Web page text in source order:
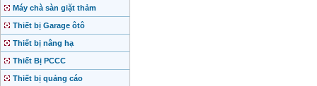
Máy chà sàn giặt thảm
Thiết bị Garage ôtô
Thiết bị nâng hạ
Thiết Bị PCCC
Thiết bị quảng cáo